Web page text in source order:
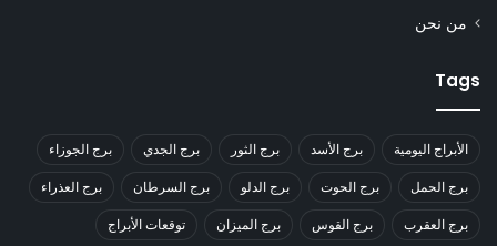
من نحن
Tags
الأبراج اليومية برج الأسد برج الثور برج الجدي برج الجوزاء
برج الحمل برج الحوت برج الدلو برج السرطان برج العذراء
برج العقرب برج القوس برج الميزان توقعات الأبراج